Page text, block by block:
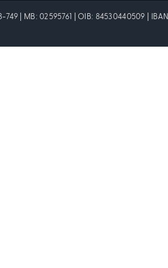
| MB: 02595761 | OIB: 84530440509 |